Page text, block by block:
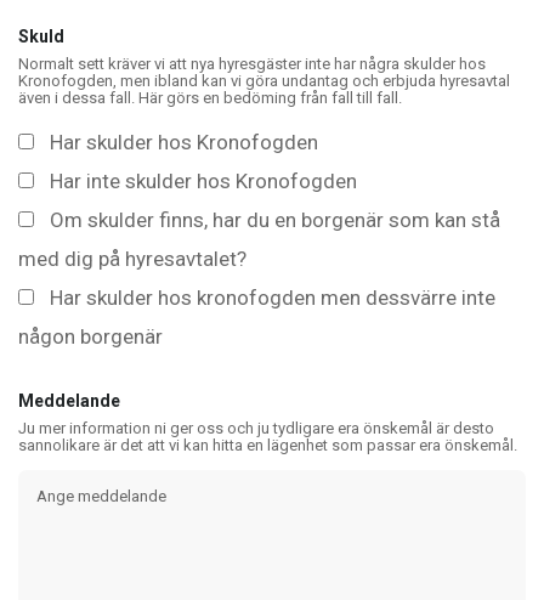
Skuld
Normalt sett kräver vi att nya hyresgäster inte har några skulder hos
Kronofogden, men ibland kan vi göra undantag och erbjuda hyresavtal
även i dessa fall. Här görs en bedöming från fall till fall.
Har skulder hos Kronofogden
Har inte skulder hos Kronofogden
Om skulder finns, har du en borgenär som kan stå
med dig på hyresavtalet?
Har skulder hos kronofogden men dessvärre inte
någon borgenär
Meddelande
Ju mer information ni ger oss och ju tydligare era önskemål är desto
sannolikare är det att vi kan hitta en lägenhet som passar era önskemål.